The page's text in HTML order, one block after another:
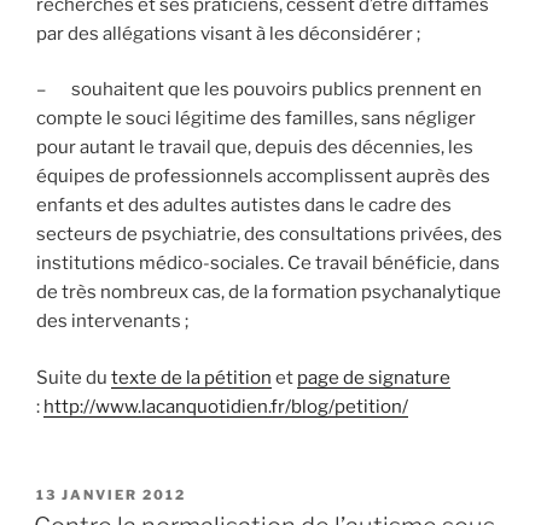
recherches et ses praticiens, cessent d’être diffamés
par des allégations visant à les déconsidérer ;
– souhaitent que les pouvoirs publics prennent en
compte le souci légitime des familles, sans négliger
pour autant le travail que, depuis des décennies, les
équipes de professionnels accomplissent auprès des
enfants et des adultes autistes dans le cadre des
secteurs de psychiatrie, des consultations privées, des
institutions médico-sociales. Ce travail bénéficie, dans
de très nombreux cas, de la formation psychanalytique
des intervenants ;
Suite du texte de la pétition et page de signature
: http://www.lacanquotidien.fr/blog/petition/
PUBLIÉ
LE
13 JANVIER 2012